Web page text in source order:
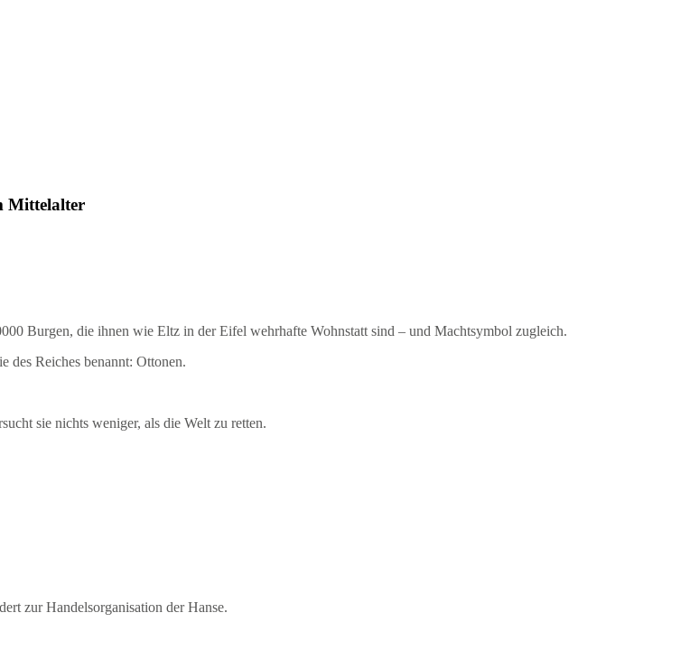
Mittelalter
Burgen, die ihnen wie Eltz in der Eifel wehrhafte Wohnstatt sind – und Machtsymbol zugleich.
Reiches benannt: Ottonen.
sie nichts weniger, als die Welt zu retten.
zur Handelsorganisation der Hanse.